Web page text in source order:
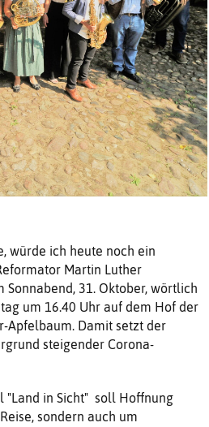
würde ich heute noch ein
Martin Luther
Sonnabend, 31. Oktober, wörtlich
um 16.40 Uhr auf dem Hof der
Apfelbaum. Damit setzt der
steigender Corona-
"Land in Sicht" soll Hoffnung
sondern auch um